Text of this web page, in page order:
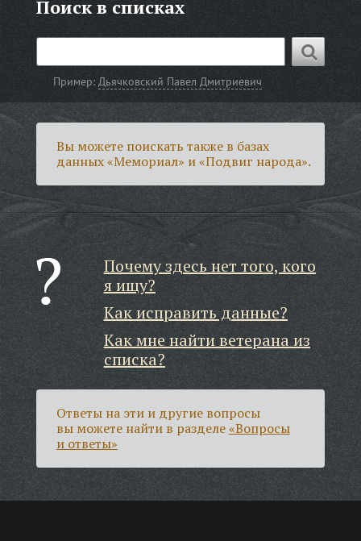
Поиск в списках
Пример:Дьячковский Павел Дмитриевич
Вы можете поискать также в базах
данных «Мемориал» и «Подвиг народа».
Почему здесь нет того, кого
я ищу?
Как исправить данные?
Как мне найти ветерана из
списка?
Ответы на эти и другие вопросы
вы можете найти в разделе«Вопросы
и ответы»